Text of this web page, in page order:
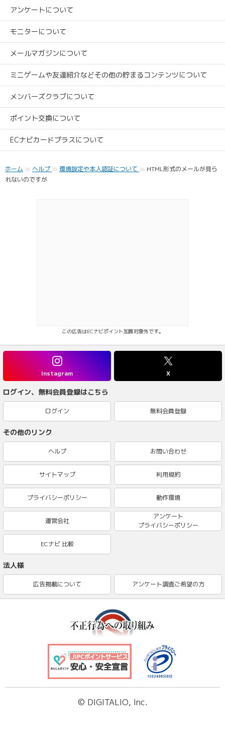
アンケートについて
モニターについて
メールマガジンについて
ミニゲームや友達紹介などその他の貯まるコンテンツについて
メンバーズクラブについて
ポイント交換について
ECナビカードプラスについて
ホーム ヘルプ 環境設定や本人認証について
HTML形式のメールが見ら
れないのですが
この広告はECナビポイント加算対象外です。
Instagram X
ログイン、無料会員登録はこちら
ログイン 無料会員登録
その他のリンク
ヘルプ お問い合わせ
サイトマップ 利用規約
プライバシーポリシー 動作環境
運営会社
アンケート
プライバシーポリシー
ECナビ 比較
法人様
広告掲載について アンケート調査ご希望の方
© DIGITALIO, Inc.